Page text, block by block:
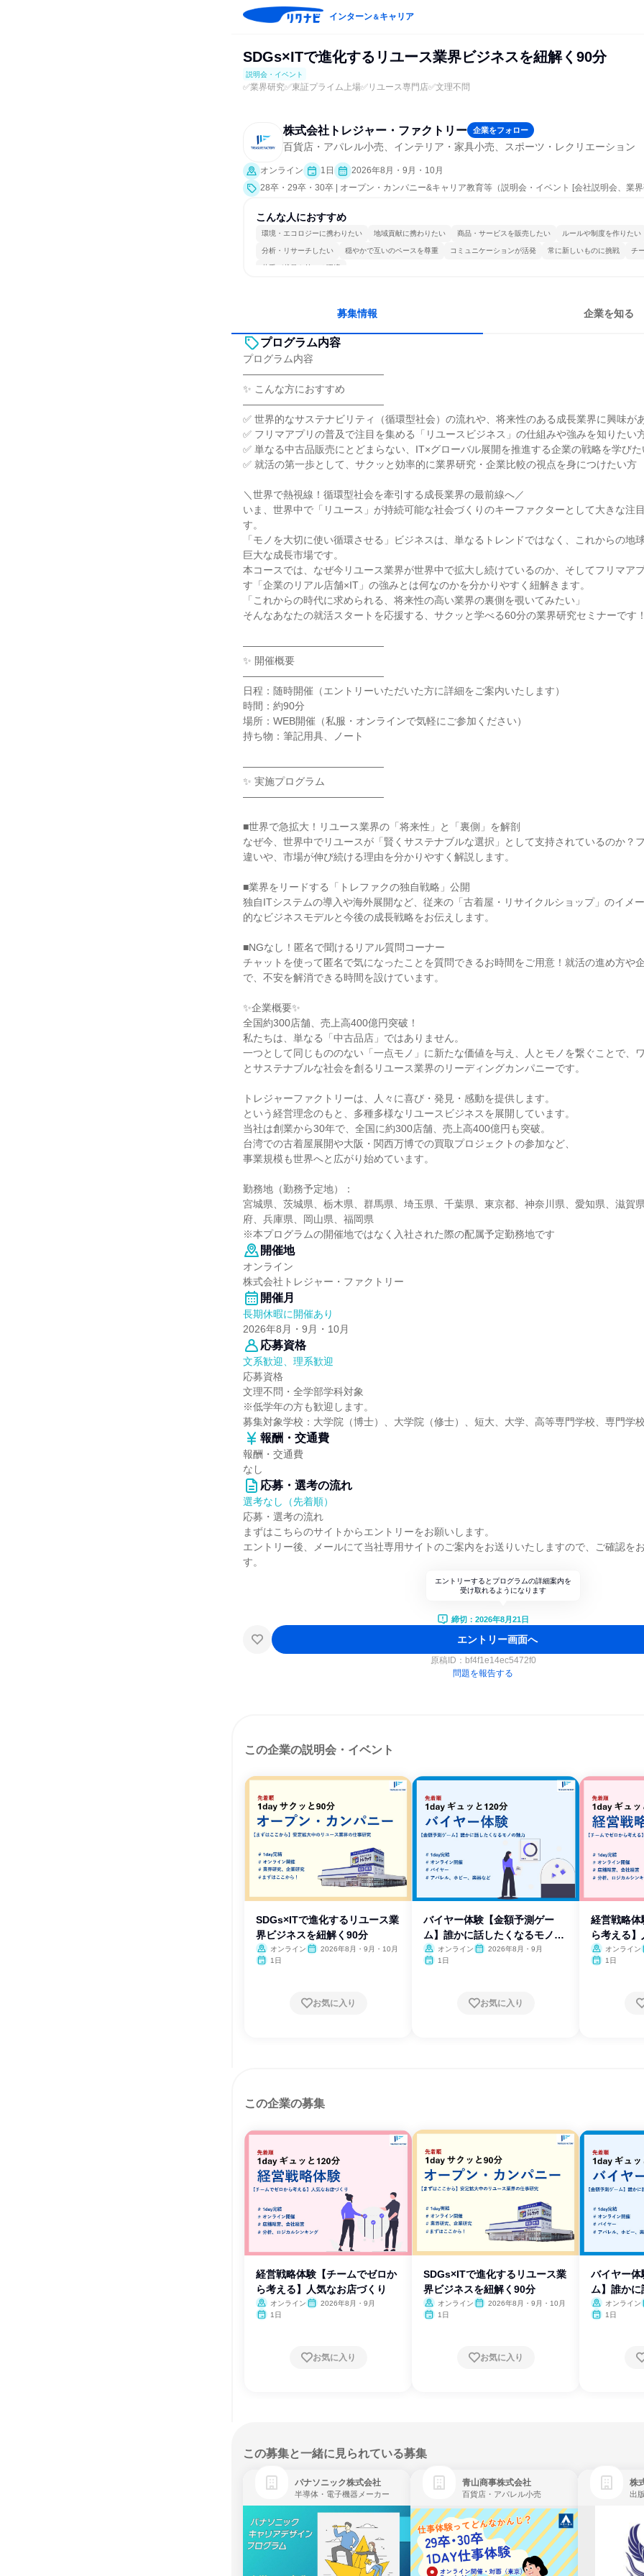
インターン＆キャリア
SDGs×ITで進化するリユース業界ビジネスを紐解く90分
説明会・イベント
✅業界研究✅東証プライム上場✅リユース専門店✅文理不問
株式会社トレジャー・ファクトリー 企業をフォロー
百貨店・アパレル小売、インテリア・家具小売、スポーツ・レクリエーション
オンライン 1日
2026年8月・9月・10月
28卒・29卒・30卒 | オープン・カンパニー&キャリア教育等（説明会・イベント [会社説明会、業界
こんな人におすすめ
環境・エコロジーに携わりたい 地域貢献に携わりたい 商品・サービスを販売したい ルールや制度を作りたい
分析・リサーチしたい 穏やかで互いのペースを尊重 コミュニケーションが活発 常に新しいものに挑戦 チ
若手が裁量を持てる環境
募集情報 企業を知る
プログラム内容
プログラム内容
――――――――――――――
✨ こんな方におすすめ
――――――――――――――
✅ 世界的なサステナビリティ（循環型社会）の流れや、将来性のある成長業界に興味が
✅ フリマアプリの普及で注目を集める「リユースビジネス」の仕組みや強みを知りたい
✅ 単なる中古品販売にとどまらない、IT×グローバル展開を推進する企業の戦略を学びた
✅ 就活の第一歩として、サクッと効率的に業界研究・企業比較の視点を身につけたい方
＼世界で熱視線！循環型社会を牽引する成長業界の最前線へ／
いま、世界中で「リユース」が持続可能な社会づくりのキーファクターとして大きな注
す。
「モノを大切に使い循環させる」ビジネスは、単なるトレンドではなく、これからの地
巨大な成長市場です。
本コースでは、なぜ今リユース業界が世界中で拡大し続けているのか、そしてフリマア
す「企業のリアル店舗×IT」の強みとは何なのかを分かりやすく紐解きます。
「これからの時代に求められる、将来性の高い業界の裏側を覗いてみたい」
そんなあなたの就活スタートを応援する、サクッと学べる60分の業界研究セミナーです！
――――――――――――――
✨ 開催概要
――――――――――――――
日程：随時開催（エントリーいただいた方に詳細をご案内いたします）
時間：約90分
場所：WEB開催（私服・オンラインで気軽にご参加ください）
持ち物：筆記用具、ノート
――――――――――――――
✨ 実施プログラム
――――――――――――――
■世界で急拡大！リユース業界の「将来性」と「裏側」を解剖
なぜ今、世界中でリユースが「賢くサステナブルな選択」として支持されているのか？
違いや、市場が伸び続ける理由を分かりやすく解説します。
■業界をリードする「トレファクの独自戦略」公開
独自ITシステムの導入や海外展開など、従来の「古着屋・リサイクルショップ」のイメ
的なビジネスモデルと今後の成長戦略をお伝えします。
■NGなし！匿名で聞けるリアル質問コーナー
チャットを使って匿名で気になったことを質問できるお時間をご用意！就活の進め方や
で、不安を解消できる時間を設けています。
✨企業概要✨
全国約300店舗、売上高400億円突破！
私たちは、単なる「中古品店」ではありません。
一つとして同じもののない「一点モノ」に新たな価値を与え、人とモノを繋ぐことで、
とサステナブルな社会を創るリユース業界のリーディングカンパニーです。
トレジャーファクトリーは、人々に喜び・発見・感動を提供します。
という経営理念のもと、多種多様なリユースビジネスを展開しています。
当社は創業から30年で、全国に約300店舗、売上高400億円も突破。
台湾での古着屋展開や大阪・関西万博での買取プロジェクトの参加など、
事業規模も世界へと広がり始めています。
勤務地（勤務予定地）：
宮城県、茨城県、栃木県、群馬県、埼玉県、千葉県、東京都、神奈川県、愛知県、滋賀
府、兵庫県、岡山県、福岡県
※本プログラムの開催地ではなく入社された際の配属予定勤務地です
開催地
オンライン
株式会社トレジャー・ファクトリー
開催月
長期休暇に開催あり
2026年8月・9月・10月
応募資格
文系歓迎、理系歓迎
応募資格
文理不問・全学部学科対象
※低学年の方も歓迎します。
募集対象学校：大学院（博士）、大学院（修士）、短大、大学、高等専門学校、専門学校
報酬・交通費
報酬・交通費
なし
応募・選考の流れ
選考なし（先着順）
応募・選考の流れ
まずはこちらのサイトからエントリーをお願いします。
エントリー後、メールにて当社専用サイトのご案内をお送りいたしますので、ご確認を
す。
エントリーするとプログラムの詳細案内を
受け取れるようになります
締切：2026年8月21日
エントリー画面へ
原稿ID： bf4f1e14ec5472f0
問題を報告する
この企業の説明会・イベント
SDGs×ITで進化するリユース業
界ビジネスを紐解く90分
オンライン
2026年8月・9月・10月
1日
お気に入り
バイヤー体験【金額予測ゲー
ム】誰かに話したくなるモノの
魅力オンライン
2026年8月・9月
1日
お気に入り
経営戦略体
ら考える】
オンライン
1日
この企業の募集
経営戦略体験【チームでゼロか
ら考える】人気なお店づくり
オンライン
2026年8月・9月
1日
お気に入り
SDGs×ITで進化するリユース業
界ビジネスを紐解く90分
オンライン
2026年8月・9月・10月
1日
お気に入り
バイヤー体
ム】誰か
魅力オンライン
1日
この募集と一緒に見られている募集
パナソニック株式会社
半導体・電子機器メーカー
青山商事株式会社
百貨店・アパレル小売
株
出